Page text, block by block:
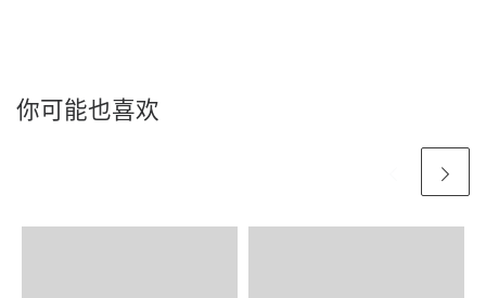
你可能也喜欢